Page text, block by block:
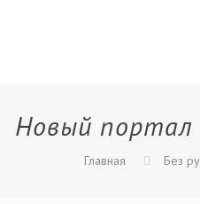
Новый портал
Главная Без